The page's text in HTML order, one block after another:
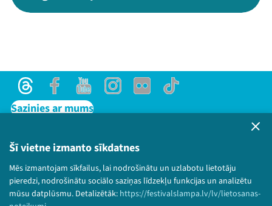
Šī vietne izmanto sīkdatnes
Mēs izmantojam sīkfailus, lai nodrošinātu un uzlabotu lietotāju
pieredzi, nodrošinātu sociālo saziņas līdzekļu funkcijas un analizētu
mūsu datplūsmu. Detalizētāk: https://festivalslampa.lv/lv/lietosanas-
ThreadsFacebookYoutubeInstagram
Flick TikTok
Sazinies ar mums
Lietošanas noteikumi un sīkdatņu politika
Bērnu aizsardzības politika
© 2026 Sarunu festivāls LAMPA Visas tiesības
paturētas.